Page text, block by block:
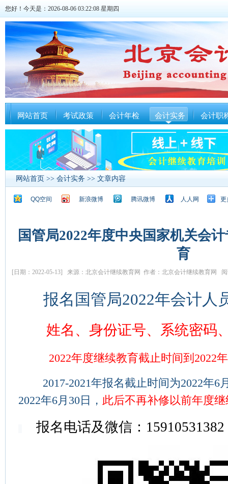
您好！今天是：2026-08-06 03:22:09 星期四
网站首页 考试政策 会计年检 会计实务 会计职
网站首页 >> 会计实务 >> 文章内容
QQ空间 新浪微博 腾讯微博 人人网 更
国管局2022年度中央国家机关会
育
[日期：2022-05-13] 来源：北京会计继续教育网 作者：北京会计继续教育网 阅
报名国管局2022年会计人
姓名、身份证号、系统密码
2022年度继续教育截止时间到2022
2017-2021年报名截止时间为2022年6
2022年6月30日， 此后不再补修以前年度
报名电话及微信：15910531382